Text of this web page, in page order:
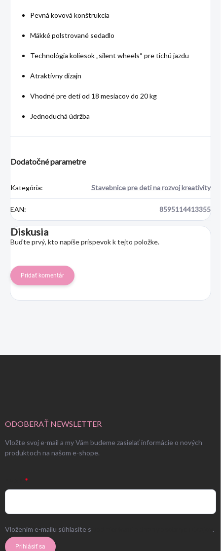
Pevná kovová konštrukcia
Mäkké polstrované sedadlo
Technológia koliesok „silent wheels“ pre tichú jazdu
Atraktívny dizajn
Vhodné pre deti od 18 mesiacov do 20 kg
Jednoduchá údržba
Dodatočné parametre
Kategória: Stavebnice pre deti na rozvoj kreativity
EAN: 8595114413355
Diskusia
Buďte prvý, kto napíše príspevok k tejto položke.
Pridať komentár
ODOBERAŤ NEWSLETTER
Vložte svoj e-mail a my Vám budeme zasielať informácie o nových
produktoch na našom e-shope.
Vložením e-mailu súhlasíte s .
Prihlásiť sa